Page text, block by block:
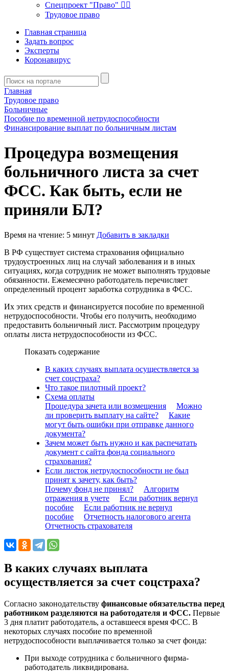
Спецпроект "Право" 👮‍♂️
Трудовое право
Главная страница
Задать вопрос
Эксперты
Коронавирус
Главная
Трудовое право
Больничные
Пособие по временной нетрудоспособности
Финансирование выплат по больничным листам
Процедура возмещения
больничного листа за счет
ФСС. Как быть, если не
приняли БЛ?
Время на чтение: 5 минут Добавить в закладки
В РФ существует система страхования официально
трудоустроенных лиц на случай заболевания и в иных
ситуациях, когда сотрудник не может выполнять трудовые
обязанности. Ежемесячно работодатель перечисляет
определенный процент заработка сотрудника в ФСС.
Их этих средств и финансируется пособие по временной
нетрудоспособности. Чтобы его получить, необходимо
предоставить больничный лист. Рассмотрим процедуру
оплаты листа нетрудоспособности из ФСС.
Показать содержание
В каких случаях выплата осуществляется за
счет соцстраха?
Что такое пилотный проект?
Схема оплаты
Процедура зачета или возмещения
Можно
ли проверить выплату на сайте?
Какие
могут быть ошибки при отправке данного
документа?
Зачем может быть нужно и как распечатать
документ с сайта фонда социального
страхования?
Если листок нетрудоспособности не был
принят к зачету, как быть?
Почему фонд не принял?
Алгоритм
отражения в учете
Если работник вернул
пособие
Если работник не вернул
пособие
Отчетность налогового агента
Отчетность страхователя
В каких случаях выплата
осуществляется за счет соцстраха?
Согласно законодательству финансовые обязательства перед
работником разделяются на работодателя и ФСС. Первые
3 дня платит работодатель, а оставшееся время ФСС. В
некоторых случаях пособие по временной
нетрудоспособности выплачивается только за счет фонда:
При выходе сотрудника с больничного фирма-
работодатель ликвидирована.